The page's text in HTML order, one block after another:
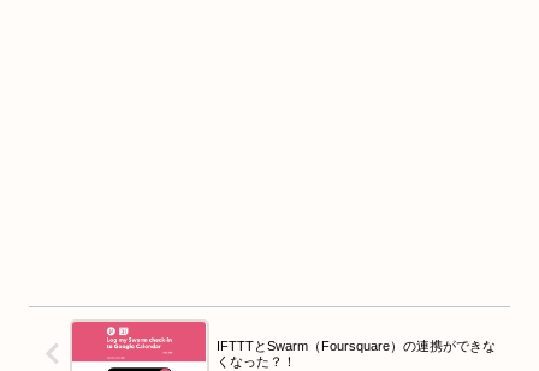
IFTTTとSwarm（Foursquare）の連携ができな
くなった？！